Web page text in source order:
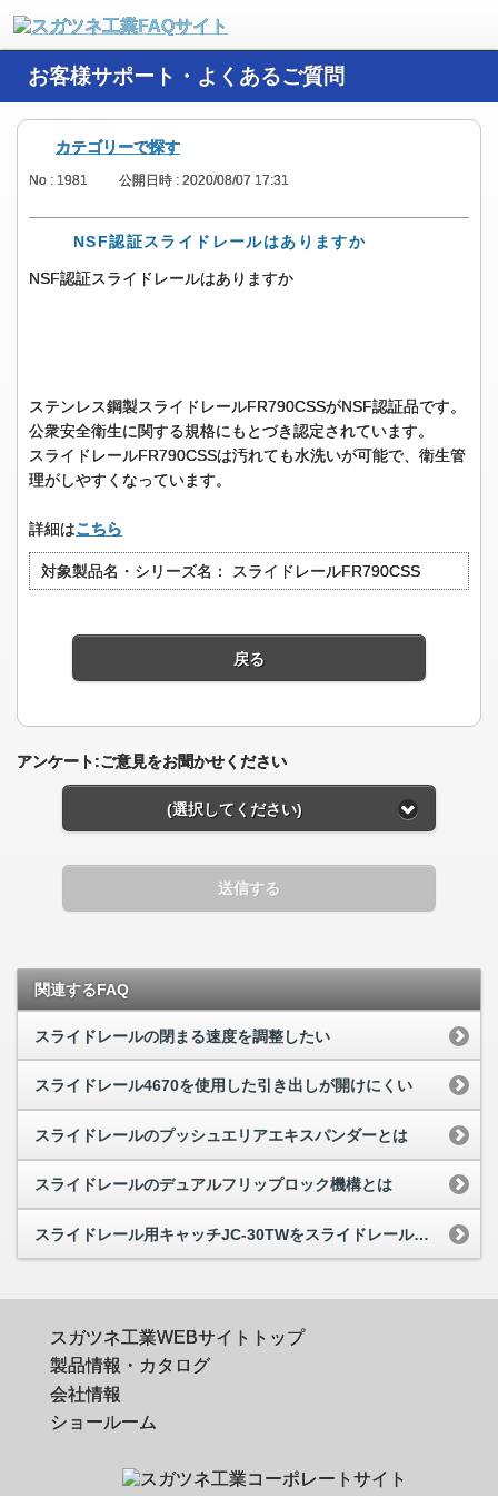
お客様サポート・よくあるご質問
カテゴリーで探す
No : 1981 公開日時 : 2020/08/07 17:31
NSF認証スライドレールはありますか
NSF認証スライドレールはありますか
ステンレス鋼製スライドレールFR790CSSがNSF認証品です。
公衆安全衛生に関する規格にもとづき認定されています。
スライドレールFR790CSSは汚れても水洗いが可能で、衛生管
理がしやすくなっています。
詳細はこちら
対象製品名・シリーズ名： スライドレールFR790CSS
戻る
アンケート:ご意見をお聞かせください
(選択してください)
送信する
関連するFAQ
スライドレールの閉まる速度を調整したい
スライドレール4670を使用した引き出しが開けにくい
スライドレールのプッシュエリアエキスパンダーとは
スライドレールのデュアルフリップロック機構とは
スライドレール用キャッチJC-30TWをスライドレールの下に取り付けたい
スガツネ工業WEBサイトトップ
製品情報・カタログ
会社情報
ショールーム